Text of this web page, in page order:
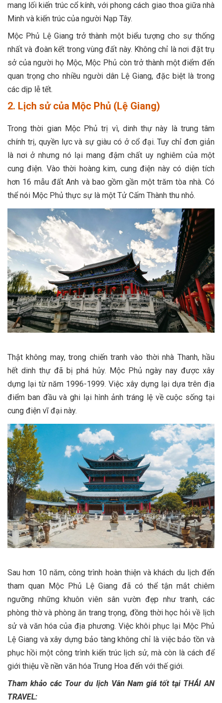
mang lối kiến trúc cổ kính, với phong cách giao thoa giữa nhà
Minh và kiến trúc của người Nạp Tây.
Mộc Phủ Lệ Giang trở thành một biểu tượng cho sự thống
nhất và đoàn kết trong vùng đất này. Không chỉ là nơi đặt trụ
sở của người họ Mộc, Mộc Phủ còn trở thành một điểm đến
quan trọng cho nhiều người dân Lệ Giang, đặc biệt là trong
các dịp lễ tết.
2. Lịch sử của Mộc Phủ (Lệ Giang)
Trong thời gian Mộc Phủ trị vì, dinh thự này là trung tâm
chính trị, quyền lực và sự giàu có ở cổ đại. Tuy chỉ đơn giản
là nơi ở nhưng nó lại mang đậm chất uy nghiêm của một
cung điện. Vào thời hoàng kim, cung điện này có diện tích
hơn 16 mẫu đất Anh và bao gồm gần một trăm tòa nhà. Có
thể nói Mộc Phủ thực sự là một Tử Cấm Thành thu nhỏ.
Thật không may, trong chiến tranh vào thời nhà Thanh, hầu
hết dinh thự đã bị phá hủy. Mộc Phủ ngày nay được xây
dựng lại từ năm 1996-1999. Việc xây dựng lại dựa trên địa
điểm ban đầu và ghi lại hình ảnh tráng lệ về cuộc sống tại
cung điện vĩ đại này.
Sau hơn 10 năm, công trình hoàn thiện và khách du lịch đến
tham quan Mộc Phủ Lệ Giang đã có thể tận mắt chiêm
ngưỡng những khuôn viên sân vườn đẹp như tranh, các
phòng thờ và phòng ăn trang trọng, đồng thời học hỏi về lịch
sử và văn hóa của địa phương. Việc khôi phục lại Mộc Phủ
Lệ Giang và xây dựng bảo tàng không chỉ là việc bảo tồn và
phục hồi một công trình kiến trúc lịch sử, mà còn là cách để
giới thiệu về nền văn hóa Trung Hoa đến với thế giới.
Tham khảo các Tour du lịch Vân Nam giá tốt tại THÁI AN
TRAVEL: